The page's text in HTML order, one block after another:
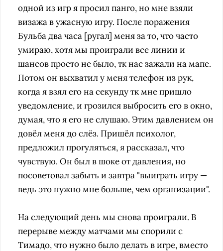
одной из игр я просил панго, но мне взяли
визажа в ужасную игру. После поражения
Бульба два часа [ругал] меня за то, что часто
умираю, хотя мы проиграли все линии и
шансов просто не было, тк нас зажали на мапе.
Потом он выхватил у меня телефон из рук,
когда я взял его на секунду тк мне пришло
уведомление, и грозился выбросить его в окно,
думая, что я его не слушаю. Этим давлением он
довёл меня до слёз. Пришёл психолог,
предложил прогуляться, я рассказал, что
чувствую. Он был в шоке от давления, но
посоветовал забыть и завтра "выиграть игру —
ведь это нужно мне больше, чем организации".
На следующий день мы снова проиграли. В
перерыве между матчами мы спорили с
Тимадо, что нужно было делать в игре, вместо